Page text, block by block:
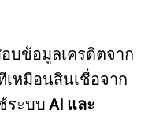
บข้อมูลเครดิตจาก
หมือนสินเชื่อจาก
ระบบAI และ